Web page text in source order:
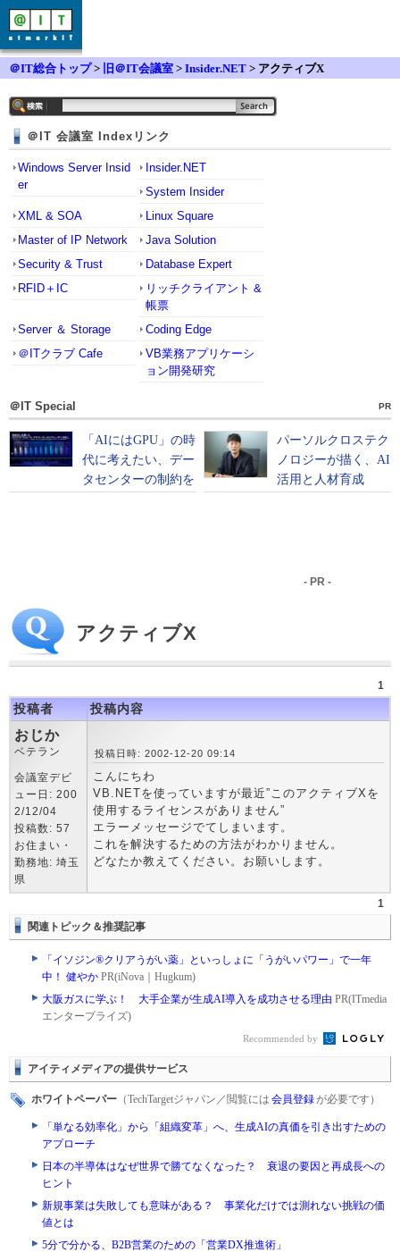
＠IT総合トップ> 旧＠IT会議室 > Insider.NET > アクティブX
＠IT 会議室 Indexリンク
Windows Server Insid
er
Insider.NET
System Insider
XML & SOA
Linux Square
Master of IP Network
Java Solution
Security & Trust
Database Expert
RFID＋IC
リッチクライアント &
帳票
Server ＆ Storage
Coding Edge
＠ITクラブ Cafe
VB業務アプリケーシ
ョン開発研究
＠IT Special PR
- PR -
アクティブX
1
投稿者 投稿内容
おじか
ベテラン
会議室デビ
ュー日: 200
2/12/04
投稿数: 57
お住まい・
勤務地: 埼玉
県
投稿日時: 2002-12-20 09:14
こんにちわ
VB.NETを使っていますが最近”このアクティブXを
使用するライセンスがありません”
エラーメッセージでてしまいます。
これを解決するための方法がわかりません。
どなたか教えてください。お願いします。
1
関連トピック＆推奨記事
「イソジン®クリアうがい薬」といっしょに「うがいパワー」で一年
中！ 健やか PR(iNova｜Hugkum)
大阪ガスに学ぶ！ 大手企業が生成AI導入を成功させる理由 PR(ITmedia
エンタープライズ)
Recommended by
アイティメディアの提供サービス
ホワイトペーパー （TechTargetジャパン／閲覧には 会員登録が必要です）
「単なる効率化」から「組織変革」へ、生成AIの真価を引き出すための
アプローチ
日本の半導体はなぜ世界で勝てなくなった？ 衰退の要因と再成長への
ヒント
新規事業は失敗しても意味がある？ 事業化だけでは測れない挑戦の価
値とは
5分で分かる、B2B営業のための「営業DX推進術」